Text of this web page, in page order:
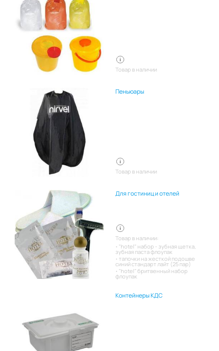
Товар в наличии
Пеньюары
Товар в наличии
Для гостиниц и отелей
Товар в наличии:
"hotel" набор - зубная щетка,
зубная паста флоупак
тапочки на жесткой подошве
синий стандарт лайт (25 пар)
"hotel" бритвенный набор
флоупак
Контейнеры КДС